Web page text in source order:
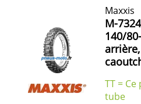
Maxxis
M-
140/
TT =
tube